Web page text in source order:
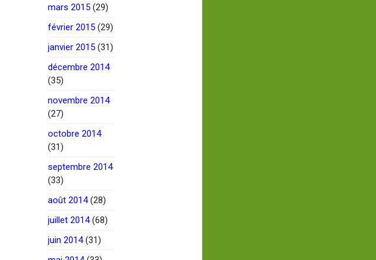
mars 2015 (29)
février 2015 (29)
janvier 2015 (31)
décembre 2014
(35)
novembre 2014
(27)
octobre 2014
(31)
septembre 2014
(33)
août 2014(28)
juillet 2014(68)
juin 2014(31)